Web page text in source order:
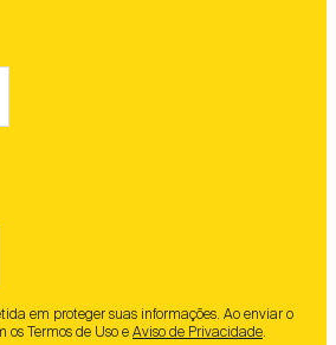
em proteger suas informações. Ao enviar o
os Termos de Uso e Aviso de Privacidade